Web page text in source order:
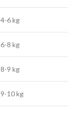
4-6 kg
6-8 kg
8-9 kg
9-10 kg